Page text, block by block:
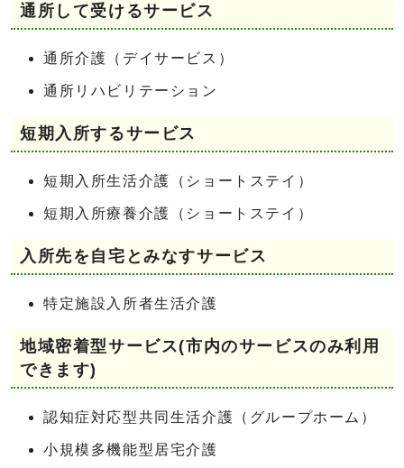
通所して受けるサービス
通所介護（デイサービス）
通所リハビリテーション
短期入所するサービス
短期入所生活介護（ショートステイ）
短期入所療養介護（ショートステイ）
入所先を自宅とみなすサービス
特定施設入所者生活介護
地域密着型サービス(市内のサービスのみ利用
できます)
認知症対応型共同生活介護（グループホーム）
小規模多機能型居宅介護